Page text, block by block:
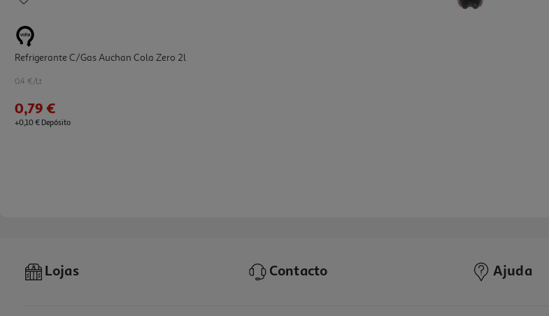
Refrigerante C/gas Auchan Cola Zero 2l
0.4 €/Lt
0,79 €
+0,10 € Depósito
Lojas Contacto Ajuda